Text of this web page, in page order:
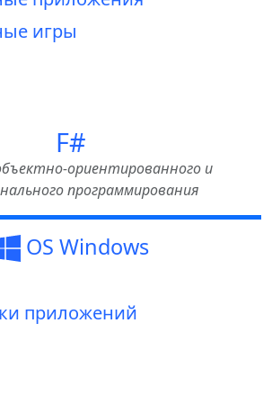
игры
F#
ориентированного и
программирования
OS Windows
приложений